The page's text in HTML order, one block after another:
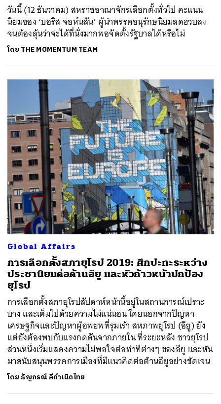
วันนี้ (12 ธันวาคม) สหราชอาณาจักรเลือกตั้งทั่วไป คะแนน
นิยมของ ‘บอริส จอห์นสัน’ ผู้นำพรรคอนุรักษนิยมลดฮวบลง
จนต้องลุ้นว่าจะได้ที่นั่งมากพอจัดตั้งรัฐบาลได้หรือไม่
โดย THE MOMENTUM TEAM
Global Affairs
การเลือกตั้งสภายุโรป 2019: ศึกปะทะระหว่าง
ประชานิยมต่อต้านอียู และหัวก้าวหน้าปกป้อง
ยุโรป
การเลือกตั้งสภายุโรปสัปดาห์หน้านี้อยู่ในสถานการณ์เปราะ
บาง และเต็มไปด้วยความไม่แน่นอน โดยนอกจากปัญหา
เศรษฐกิจและปัญหาผู้อพยพที่รุมเร้า สหภาพยุโรป (อียู) ยัง
แต่ยังต้องพบกับแรงกดดันจากภายใน ที่ระยะหลัง ชาวยุโรป
ส่วนหนึ่งเริ่มแสดงความไม่พอใจต่อท่าทีต่างๆ ของอียู และหัน
มาสนับสนุนพรรคการเมืองที่มีแนวคิดต่อต้านอียูอย่างชัดเจน
โดย ธัญภรณ์ ลีกำเนิดไทย